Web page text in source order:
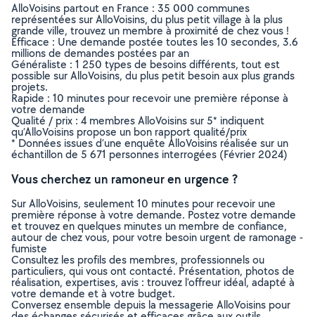
AlloVoisins partout en France : 35 000 communes
représentées sur AlloVoisins, du plus petit village à la plus
grande ville, trouvez un membre à proximité de chez vous !
Efficace : Une demande postée toutes les 10 secondes, 3.6
millions de demandes postées par an
Généraliste : 1 250 types de besoins différents, tout est
possible sur AlloVoisins, du plus petit besoin aux plus grands
projets.
Rapide : 10 minutes pour recevoir une première réponse à
votre demande
Qualité / prix : 4 membres AlloVoisins sur 5* indiquent
qu’AlloVoisins propose un bon rapport qualité/prix
* Données issues d’une enquête AlloVoisins réalisée sur un
échantillon de 5 671 personnes interrogées (Février 2024)
Vous cherchez un ramoneur en urgence ?
Sur AlloVoisins, seulement 10 minutes pour recevoir une
première réponse à votre demande. Postez votre demande
et trouvez en quelques minutes un membre de confiance,
autour de chez vous, pour votre besoin urgent de ramonage -
fumiste
Consultez les profils des membres, professionnels ou
particuliers, qui vous ont contacté. Présentation, photos de
réalisation, expertises, avis : trouvez l'offreur idéal, adapté à
votre demande et à votre budget.
Conversez ensemble depuis la messagerie AlloVoisins pour